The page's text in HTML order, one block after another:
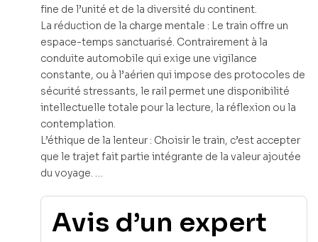
fine de l’unité et de la diversité du continent.
La réduction de la charge mentale : Le train offre un
espace-temps sanctuarisé. Contrairement à la
conduite automobile qui exige une vigilance
constante, ou à l’aérien qui impose des protocoles de
sécurité stressants, le rail permet une disponibilité
intellectuelle totale pour la lecture, la réflexion ou la
contemplation.
L’éthique de la lenteur : Choisir le train, c’est accepter
que le trajet fait partie intégrante de la valeur ajoutée
du voyage. …
Avis d’un expert